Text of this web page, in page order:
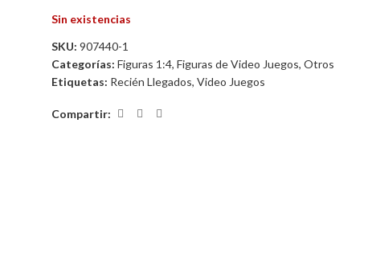
Sin existencias
SKU: 907440-1
Categorías: Figuras 1:4, Figuras de Video Juegos, Otros
Etiquetas: Recién Llegados, Video Juegos
Compartir: